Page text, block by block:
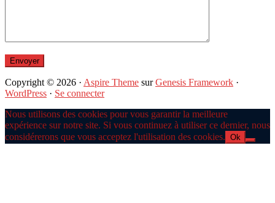
Copyright © 2026 · Aspire Theme surGenesis Framework ·
WordPress · Se connecter
Nous utilisons des cookies pour vous garantir la meilleure
expérience sur notre site. Si vous continuez à utiliser ce dernier, nous
considérerons que vous acceptez l'utilisation des cookies. Ok